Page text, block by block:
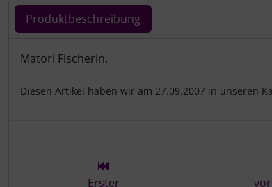
Produktbeschreibung
Produktbeschreibung
Matori Fischerin.
Diesen Artikel haben wir am 27.09.2007 in unseren
Erster